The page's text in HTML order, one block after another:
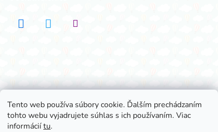
Tento web používa súbory cookie. Ďalším prechádzaním
tohto webu vyjadrujete súhlas s ich používaním. Viac
informáciítu.